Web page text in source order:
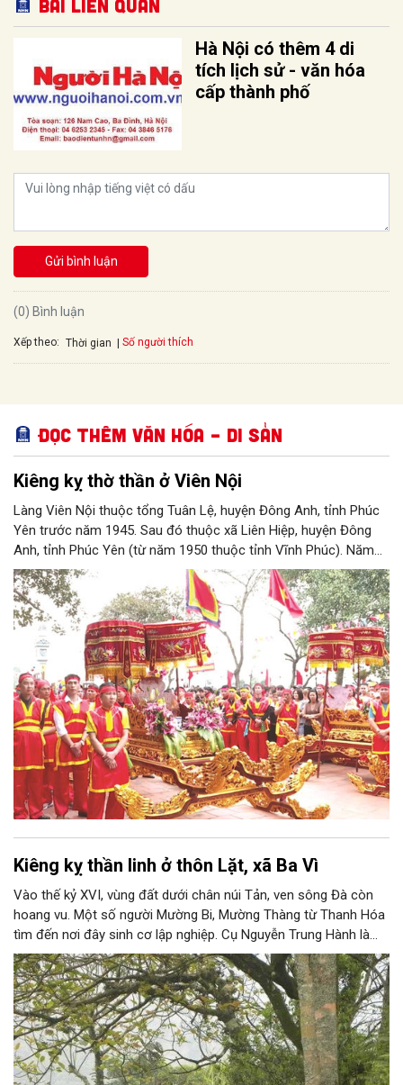
Bài liên quan
Hà Nội có thêm 4 di
tích lịch sử - văn hóa
cấp thành phố
Gửi bình luận
(0) Bình luận
Xếp theo: Thời gian Số người thích
Đọc thêm Văn hóa – Di sản
Kiêng kỵ thờ thần ở Viên Nội
Làng Viên Nội thuộc tổng Tuân Lệ, huyện Đông Anh, tỉnh Phúc
Yên trước năm 1945. Sau đó thuộc xã Liên Hiệp, huyện Đông
Anh, tỉnh Phúc Yên (từ năm 1950 thuộc tỉnh Vĩnh Phúc). Năm
1961, làng được sáp nhập vào Hà Nội. Năm 1965, Viên Nội
thuộc xã Vân Nội; từ ngày 1/7/2025 thuộc xã Phúc Thịnh, Hà
Nội. Viên Nội thờ hai vị thần là Đống Băng và Uông Tá (thời
Hùng Vương thứ 18) cùng Diệu La công chúa, nữ tướng thời Hai
Bà Trưng.
Kiêng kỵ thần linh ở thôn Lặt, xã Ba Vì
Vào thế kỷ XVI, vùng đất dưới chân núi Tản, ven sông Đà còn
hoang vu. Một số người Mường Bi, Mường Thàng từ Thanh Hóa
tìm đến nơi đây sinh cơ lập nghiệp. Cụ Nguyễn Trung Hành là
người đầu tiên đến khai phá vùng đất mới. Ban đầu, người dân
chặt tre nứa trong rừng, rồi chẻ lạt và chở bằng thuyền đi bán
khắp nơi.